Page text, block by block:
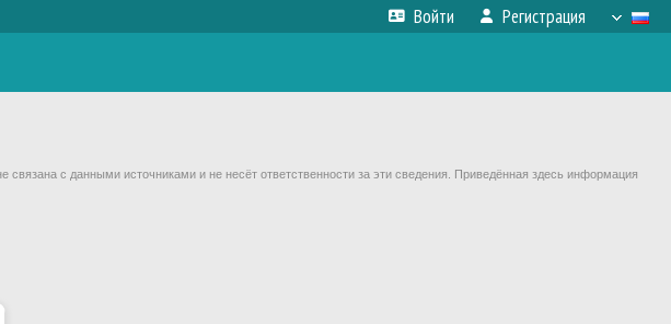
Войти Регистрация
с данными источниками и не несёт ответственности за эти сведения. Приведённая здесь информация